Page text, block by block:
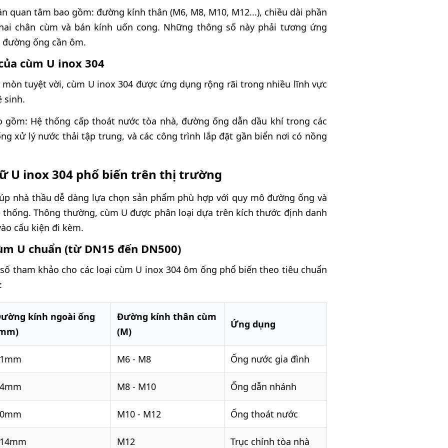
quan tâm bao gồm: đường kính thân (M6, M8, M10, M12...), chiều dài phần
chân cùm và bán kính uốn cong. Những thông số này phải tương ứng
ống cần ôm.
cùm U inox 304
tuyệt vời, cùm U inox 304 được ứng dụng rộng rãi trong nhiều lĩnh vực
sinh.
gồm: Hệ thống cấp thoát nước tòa nhà, đường ống dẫn dầu khí trong các
xử lý nước thải tập trung, và các công trình lắp đặt gần biển nơi có nồng
U inox 304 phổ biến trên thị trường
nhà thầu dễ dàng lựa chọn sản phẩm phù hợp với quy mô đường ống và
Thông thường, cùm U được phân loại dựa trên kích thước định danh
cấu kiện đi kèm.
U chuẩn (từ DN15 đến DN500)
tham khảo cho các loại cùm U inox 304 ôm ống phổ biến theo tiêu chuẩn
kính ngoài ống
Đường kính thân cùm
(M)
Ứng dụng
M6 - M8 Ống nước gia đình
M8 - M10 Ống dẫn nhánh
M10 - M12 Ống thoát nước
M12 Trục chính tòa nhà